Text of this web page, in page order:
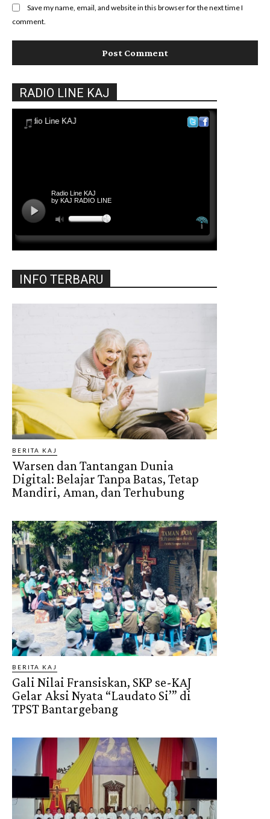
Save my name, email, and website in this browser for the next time I
comment.
RADIO LINE KAJ
INFO TERBARU
BERITA KAJ
Warsen dan Tantangan Dunia
Digital: Belajar Tanpa Batas, Tetap
Mandiri, Aman, dan Terhubung
BERITA KAJ
Gali Nilai Fransiskan, SKP se-KAJ
Gelar Aksi Nyata “Laudato Si’” di
TPST Bantargebang